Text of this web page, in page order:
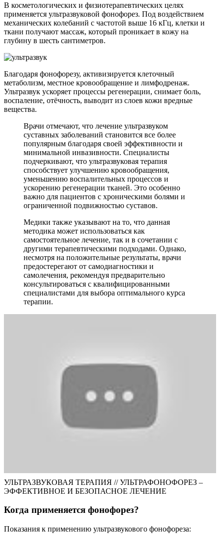
В косметологических и физиотерапевтических целях
применяется ультразвуковой фонофорез. Под воздействием
механических колебаний с частотой выше 16 кГц, клетки и
ткани получают массаж, который проникает в кожу на
глубину в шесть сантиметров.
Благодаря фонофорезу, активизируется клеточный
метаболизм, местное кровообращение и лимфодренаж.
Ультразвук ускоряет процессы регенерации, снимает боль,
воспаление, отёчность, выводит из слоев кожи вредные
вещества.
Врачи отмечают, что лечение ультразвуком
суставных заболеваний становится все более
популярным благодаря своей эффективности и
минимальной инвазивности. Специалисты
подчеркивают, что ультразвуковая терапия
способствует улучшению кровообращения,
уменьшению воспалительных процессов и
ускорению регенерации тканей. Это особенно
важно для пациентов с хроническими болями и
ограниченной подвижностью суставов.
Медики также указывают на то, что данная
методика может использоваться как
самостоятельное лечение, так и в сочетании с
другими терапевтическими подходами. Однако,
несмотря на положительные результаты, врачи
предостерегают от самодиагностики и
самолечения, рекомендуя предварительно
консультироваться с квалифицированными
специалистами для выбора оптимального курса
терапии.
УЛЬТРАЗВУКОВАЯ ТЕРАПИЯ // УЛЬТРАФОНОФОРЕЗ –
ЭФФЕКТИВНОЕ И БЕЗОПАСНОЕ ЛЕЧЕНИЕ
Когда применяется фонофорез?
Показания к применению ультразвукового фонофореза: